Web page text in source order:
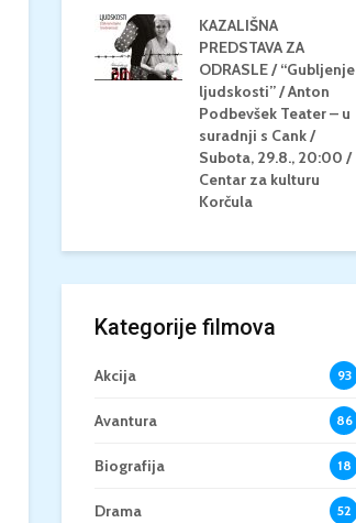
KAZALIŠNA
PREDSTAVA ZA
ODRASLE / “Gubljenje
ljudskosti” / Anton
Podbevšek Teater – u
suradnji s Cank /
Subota, 29.8., 20:00 /
Centar za kulturu
Korčula
Kategorije filmova
Akcija 93
Avantura 86
Biografija 18
Drama 52